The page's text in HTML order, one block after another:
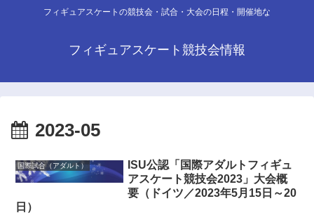
フィギュアスケートの競技会・試合・大会の日程・開催地な
フィギュアスケート競技会情報
2023-05
国際試合（アダルト）
ISU公認「国際アダルトフィギュ
アスケート競技会2023」大会概
要（ドイツ／2023年5月15日～20
日）